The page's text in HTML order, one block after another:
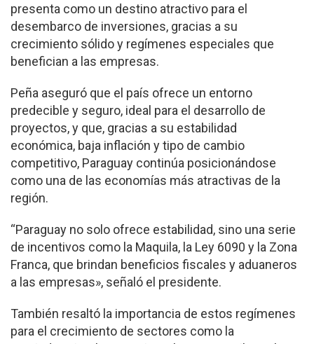
presenta como un destino atractivo para el
desembarco de inversiones, gracias a su
crecimiento sólido y regímenes especiales que
benefician a las empresas.
Peña aseguró que el país ofrece un entorno
predecible y seguro, ideal para el desarrollo de
proyectos, y que, gracias a su estabilidad
económica, baja inflación y tipo de cambio
competitivo, Paraguay continúa posicionándose
como una de las economías más atractivas de la
región.
“Paraguay no solo ofrece estabilidad, sino una serie
de incentivos como la Maquila, la Ley 6090 y la Zona
Franca, que brindan beneficios fiscales y aduaneros
a las empresas», señaló el presidente.
También resaltó la importancia de estos regímenes
para el crecimiento de sectores como la